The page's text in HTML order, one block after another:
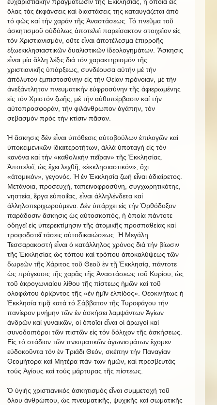
ὅλας τάς ἐκφάνσεις καί διαστάσεις της καταυγάζεται ἀπό
τό φῶς καί τήν χαράν τῆς Ἀναστάσεως. Τό πνεῦμα τοῦ
ἀσκητισμοῦ οὐδόλως ἀποτελεῖ παρείσακτον στοιχεῖον εἰς
τόν Χριστιανισμόν, οὔτε εἶναι ἀποτέλεσμα ἐπιρροῆς
ἐξωεκκλησιαστικῶν δυαλιστικῶν ἰδεολογημάτων. Ἄσκησις
εἶναι μία ἄλλη λέξις διά τόν χαρακτηρισμόν τῆς
χριστιανικῆς ὑπάρξεως, συνδέουσα αὐτήν μέ τήν
ἀπόλυτον ἐμπιστοσύνην εἰς τήν Θείαν πρόνοιαν, μέ τήν
ἀνεξάντλητον πνευματικήν εὐφροσύνην τῆς ἀφιερωμένης
εἰς τόν Χριστόν ζωῆς, μέ τήν αὐθυπέρβασιν καί τήν
αὐτοπροσφοράν, τήν φιλάνθρωπον ἀγάπην, τόν
σεβασμόν πρός τήν κτίσιν πᾶσαν.
Ἡ ἄσκησις δέν εἶναι ὑπόθεσις αὐτοβούλων ἐπιλογῶν καί
ὑποκειμενικῶν ἰδιαιτεροτήτων, ἀλλά ὑποταγή εἰς τόν
κανόνα καί τήν «καθολικήν πεῖραν» τῆς Ἐκκλησίας.
Ἀποτελεῖ, ὡς ἔχει λεχθῆ, «ἐκκλησιαστικόν», ὄχι
«ἀτομικόν», γεγονός. Ἡ ἐν Ἐκκλησίᾳ ζωή εἶναι ἀδιαίρετος.
Μετάνοια, προσευχή, ταπεινοφροσύνη, συγχωρητικότης,
νηστεία, ἔργα εὐποιΐας, εἶναι ἀλληλένδετα καί
ἀλληλοπεριχωρούμενα. Δέν ὑπάρχει εἰς τήν Ὀρθόδοξον
παράδοσιν ἄσκησις ὡς αὐτοσκοπός, ἡ ὁποία πάντοτε
ὁδηγεῖ εἰς ὑπερεκτίμησιν τῆς ἀτομικῆς προσπαθείας καί
τροφοδοτεῖ τάσεις αὐτοδικαιώσεως. Ἡ Μεγάλη
Τεσσαρακοστή εἶναι ὁ κατάλληλος χρόνος διά τήν βίωσιν
τῆς Ἐκκλησίας ὡς τόπου καί τρόπου ἀποκαλύψεως τῶν
δωρεῶν τῆς Χάριτος τοῦ Θεοῦ ἐν τῇ Ἐκκλησίᾳ, πάντοτε
ὡς πρόγευσις τῆς χαρᾶς τῆς Ἀναστάσεως τοῦ Κυρίου, ὡς
τοῦ ἀκρογωνιαίου λίθου τῆς πίστεως ἡμῶν καί τοῦ
ὁλοφώτου ὁρίζοντος τῆς «ἐν ἡμῖν ἐλπίδος». Θεοκινήτως ἡ
Ἐκκλησία τιμᾷ κατά τό Σάββατον τῆς Τυροφάγου τήν
πανίερον μνήμην τῶν ἐν ἀσκήσει λαμψάντων Ἁγίων
ἀνδρῶν καί γυναικῶν, οἱ ὁποῖοι εἶναι οἱ ἀρωγοί καί
συνοδοιπόροι τῶν πιστῶν εἰς τόν δόλιχον τῆς ἀσκήσεως.
Εἰς τό στάδιον τῶν πνευματικῶν ἀγωνισμάτων ἔχομεν
εὐδοκοῦντα τόν ἐν Τριάδι Θεόν, σκέπην τήν Παναγίαν
Θεομήτορα καί Μητέρα πάν-των ἡμῶν, καί πρεσβευτάς
τούς Ἁγίους καί τούς μάρτυρας τῆς πίστεως.
Ὁ ὑγιής χριστιανικός ἀσκητισμός εἶναι συμμετοχή τοῦ
ὅλου ἀνθρώπου, ὡς πνευματικῆς, ψυχικῆς καί σωματικῆς